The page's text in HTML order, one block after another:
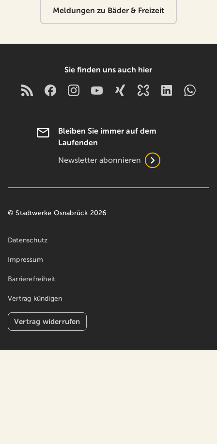
Meldungen zu Bäder & Freizeit
Sie finden uns auch hier
Bleiben Sie immer auf dem
Laufenden
Newsletter abonnieren
© Stadtwerke Osnabrück 2026
Datenschutz
Impressum
Barrierefreiheit
Vertrag kündigen
Vertrag widerrufen